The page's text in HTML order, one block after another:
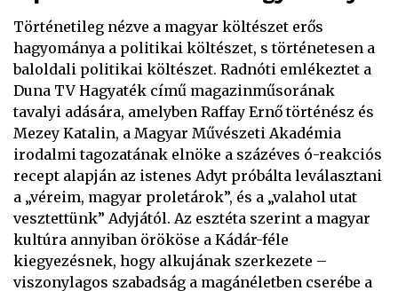
Történetileg nézve a magyar költészet erős
hagyománya a politikai költészet, s történetesen a
baloldali politikai költészet. Radnóti emlékeztet a
Duna TV Hagyaték című magazinműsorának
tavalyi adására, amelyben Raffay Ernő történész és
Mezey Katalin, a Magyar Művészeti Akadémia
irodalmi tagozatának elnöke a százéves ó-reakciós
recept alapján az istenes Adyt próbálta leválasztani
a „véreim, magyar proletárok”, és a „valahol utat
vesztettünk” Adyjától. Az esztéta szerint a magyar
kultúra annyiban örököse a Kádár-féle
kiegyezésnek, hogy alkujának szerkezete –
viszonylagos szabadság a magánéletben cserébe a